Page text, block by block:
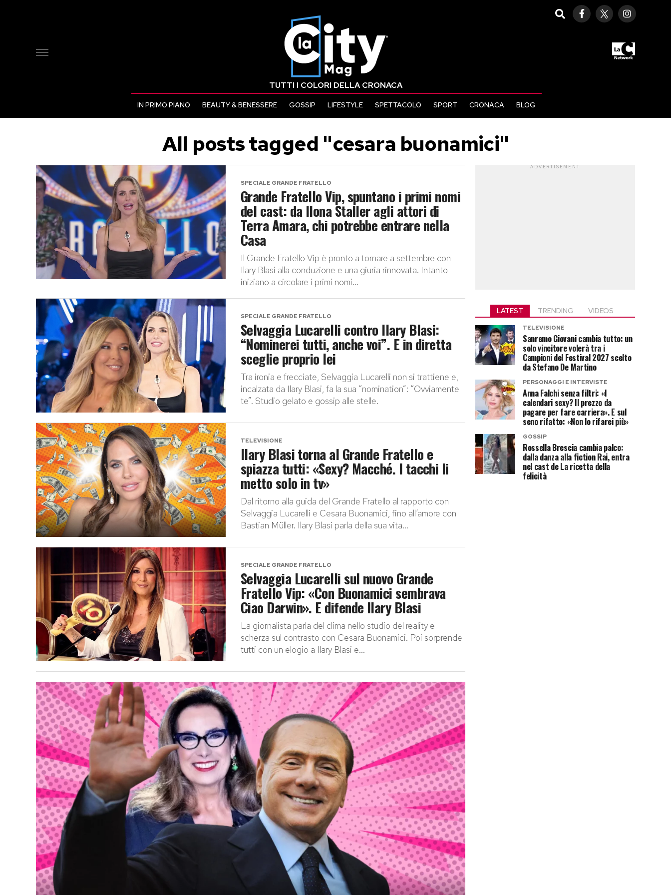
TUTTI I COLORI DELLA CRONACA
IN PRIMO PIANO BEAUTY & BENESSERE GOSSIP LIFESTYLE SPETTACOLO SPORT CRONACA BLOG
All posts tagged "cesara buonamici"
SPECIALE GRANDE FRATELLO
Grande Fratello Vip, spuntano i primi nomi
del cast: da Ilona Staller agli attori di
Terra Amara, chi potrebbe entrare nella
Casa
Il Grande Fratello Vip è pronto a tornare a settembre con
Ilary Blasi alla conduzione e una giuria rinnovata. Intanto
iniziano a circolare i primi nomi...
SPECIALE GRANDE FRATELLO
Selvaggia Lucarelli contro Ilary Blasi:
“Nominerei tutti, anche voi”. E in diretta
sceglie proprio lei
Tra ironia e frecciate, Selvaggia Lucarelli non si trattiene e,
incalzata da Ilary Blasi, fa la sua “nomination”: “Ovviamente
te”. Studio gelato e gossip alle stelle.
TELEVISIONE
Ilary Blasi torna al Grande Fratello e
spiazza tutti: «Sexy? Macché. I tacchi li
metto solo in tv»
Dal ritorno alla guida del Grande Fratello al rapporto con
Selvaggia Lucarelli e Cesara Buonamici, fino all’amore con
Bastian Müller. Ilary Blasi parla della sua vita...
SPECIALE GRANDE FRATELLO
Selvaggia Lucarelli sul nuovo Grande
Fratello Vip: «Con Buonamici sembrava
Ciao Darwin». E difende Ilary Blasi
La giornalista parla del clima nello studio del reality e
scherza sul contrasto con Cesara Buonamici. Poi sorprende
tutti con un elogio a Ilary Blasi e...
ADVERTISEMENT
LATEST TRENDING VIDEOS
TELEVISIONE
Sanremo Giovani cambia tutto: un
solo vincitore volerà tra i
Campioni del Festival 2027 scelto
da Stefano De Martino
PERSONAGGI E INTERVISTE
Anna Falchi senza filtri: «I
calendari sexy? Il prezzo da
pagare per fare carriera». E sul
seno rifatto: «Non lo rifarei più»
GOSSIP
Rossella Brescia cambia palco:
dalla danza alla fiction Rai, entra
nel cast de La ricetta della
felicità